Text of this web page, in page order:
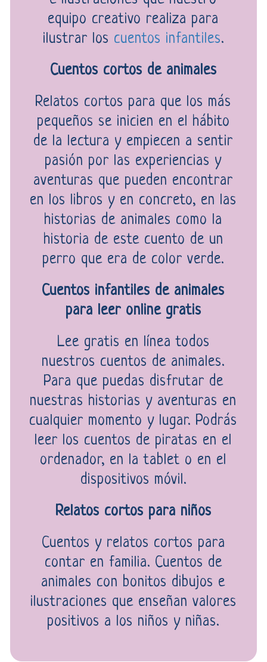
equipo creativo realiza para
ilustrar los cuentos infantiles.
Cuentos cortos de animales
Relatos cortos para que los más
pequeños se inicien en el hábito
de la lectura y empiecen a sentir
pasión por las experiencias y
aventuras que pueden encontrar
en los libros y en concreto, en las
historias de animales como la
historia de este cuento de un
perro que era de color verde.
Cuentos infantiles de animales
para leer online gratis
Lee gratis en línea todos
nuestros cuentos de animales.
Para que puedas disfrutar de
nuestras historias y aventuras en
cualquier momento y lugar. Podrás
leer los cuentos de piratas en el
ordenador, en la tablet o en el
dispositivos móvil.
Relatos cortos para niños
Cuentos y relatos cortos para
contar en familia. Cuentos de
animales con bonitos dibujos e
ilustraciones que enseñan valores
positivos a los niños y niñas.